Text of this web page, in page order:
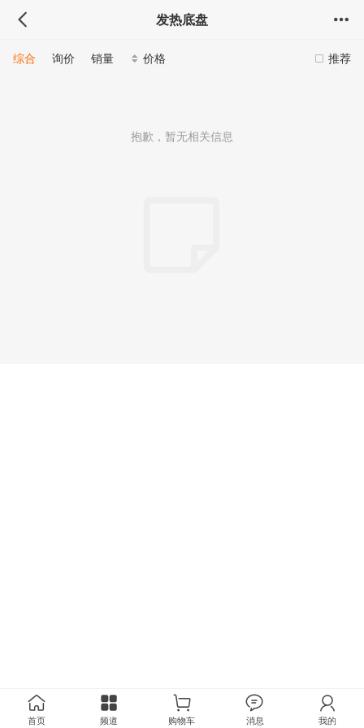
发热底盘
推荐
综合 询价 销量 价格
抱歉，暂无相关信息
首页 频道 购物车 消息 我的